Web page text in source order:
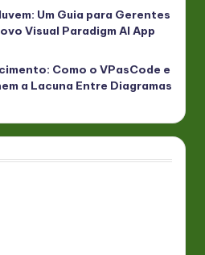
Um Guia para Gerentes
Visual Paradigm AI App
Como o VPasCode e
a Lacuna Entre Diagramas